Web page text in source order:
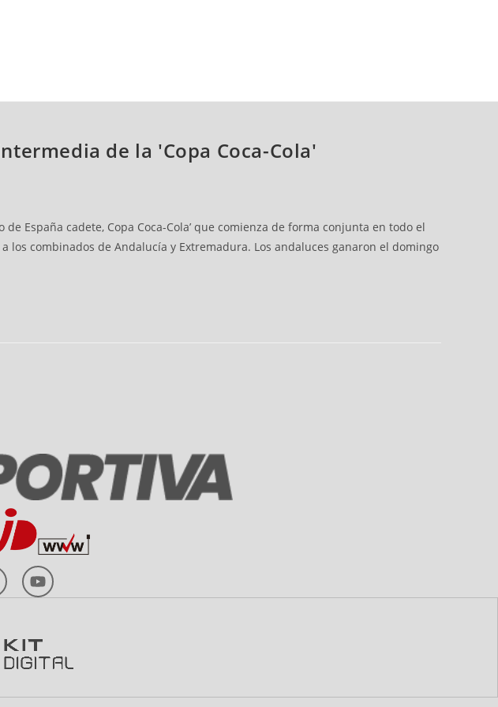
de la 'Copa Coca-Cola'
España cadete, Copa Coca-Cola’ que comienza de forma conjunta en todo el
combinados de Andalucía y Extremadura. Los andaluces ganaron el domingo